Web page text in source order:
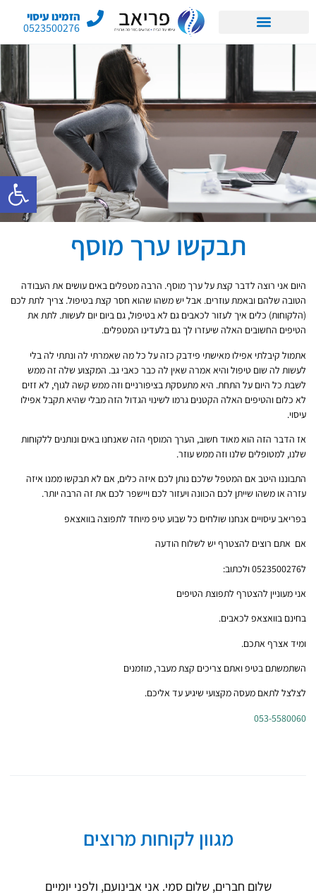
פתח
הזמינו עיסוי
0523500276
תבקשו ערך מוסף
היום אני רוצה לדבר קצת על ערך מוסף. הרבה מטפלים באים עושים את העבודה
הטובה שלהם ובאמת עוזרים. אבל יש משהו שהוא חסר קצת בטיפול. צריך לתת לכם
(הלקוחות) כלים איך לעזור לכאבים גם לא בטיפול, גם ביום יום לעשות. לתת את
הטיפים החשובים האלה שיעזרו לך גם בלעדינו המטפלים.
אתמול קיבלתי אפילו מאישתי פידבק כזה על כל מה שאמרתי לה ונתתי לה בלי
לעשות לה שום טיפול והיא אמרה שאין לה כבר כאבי גב. המקצוע שלה זה ממש
לשבת כל היום על התחת. היא מתעסקת בציפורניים וזה ממש קשה לגוף, לא זזים
לא כלום והטיפים האלה הקטנים גרמו לשינוי הגדול הזה מבלי שהיא תקבל אפילו
עיסוי.
אז הדבר הזה הוא מאוד חשוב, הערך המוסף הזה שאנחנו באים ונותנים ללקוחות
שלנו, למטופלים שלנו וזה ממש עוזר.
התבוננו היטב אם המטפל שלכם נותן לכם איזה כלים, אם לא תבקשו ממנו איזה
עזרה או משהו שייתן לכם הכוונה ויעזור לכם ויישפר לכם את זה הרבה יותר.
בפריאב עיסויים אנחנו שולחים כל שבוע טיפ מיוחד לתפוצה בוואצאפ
אם אתם רוצים להצטרף יש לשלוח הודעה
ל0523500276 ולכתוב:
אני מעוניין להצטרף לתפוצת הטיפים
בחינם בוואצאפ לכאבים.
ומיד אצרף אתכם.
השתמשתם בטיפ ואתם צריכים קצת מעבר, מוזמנים
לצלצל לתאם מעסה מקצועי שיגיע עד אליכם.
053-5580060
מגוון לקוחות מרוצים
שלום חברים, שלום סמי. אני אבינועם, ולפני יומיים